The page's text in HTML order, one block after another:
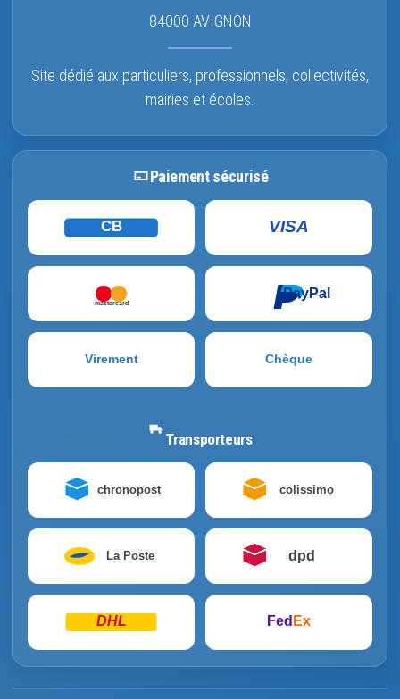
84000 AVIGNON
Site dédié aux particuliers, professionnels, collectivités,
mairies et écoles.
Paiement sécurisé
CB VISA
mastercard
PayPal
Virement Chèque
Transporteurs
chronopost colissimo
La Poste dpd
DHL Fed Ex